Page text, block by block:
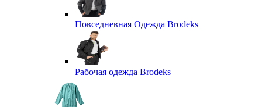
Повседневная Одежда Brodeks
Рабочая одежда Brodeks